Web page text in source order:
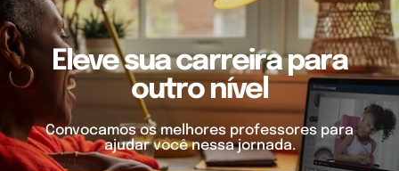
Eleve sua carreira para
outro nível
Convocamos os melhores professores para
ajudar você nessa jornada.